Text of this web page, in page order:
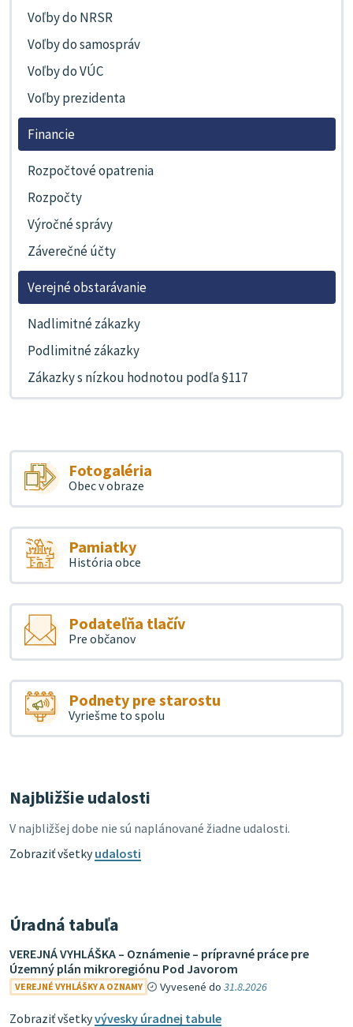
Voľby do NRSR
Voľby do samospráv
Voľby do VÚC
Voľby prezidenta
Financie
Rozpočtové opatrenia
Rozpočty
Výročné správy
Záverečné účty
Verejné obstarávanie
Nadlimitné zákazky
Podlimitné zákazky
Zákazky s nízkou hodnotou podľa §117
Fotogaléria
Obec v obraze
Pamiatky
História obce
Podateľňa tlačív
Pre občanov
Podnety pre starostu
Vyriešme to spolu
Najbližšie udalosti
V najbližšej dobe nie sú naplánované žiadne udalosti.
Zobraziť všetkyudalosti
Úradná tabuľa
VEREJNÁ VYHLÁŠKA – Oznámenie – prípravné práce pre
Územný plán mikroregiónu Pod Javorom
VEREJNÉ VYHLÁŠKY A OZNAMY Vyvesené do31.8.2026
Zobraziť všetkyvývesky úradnej tabule